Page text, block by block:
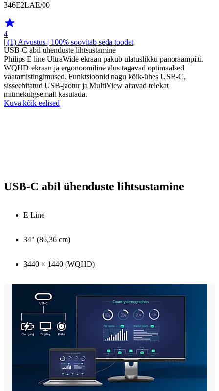
346E2LAE/00
4
| (1) Arvustus | 100% soovitab seda toodet
USB-C abil ühenduste lihtsustamine
Philips E line UltraWide ekraan pakub ulatuslikku panoraampilti.
WQHD-ekraan ja ergonoomiline alus tagavad optimaalsed
vaatamistingimused. Funktsioonid nagu kõik-ühes USB-C,
sisseehitatud USB-jaotur ja MultiView aitavad telekat
mitmekülgsemalt kasutada.
Kuva kõik eelised
USB-C abil ühenduste lihtsustamine
E Line
34" (86,36 cm)
3440 × 1440 (WQHD)